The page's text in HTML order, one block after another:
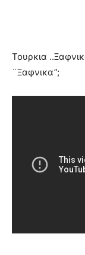
Τουρκια
¨Ξαφνικα”;